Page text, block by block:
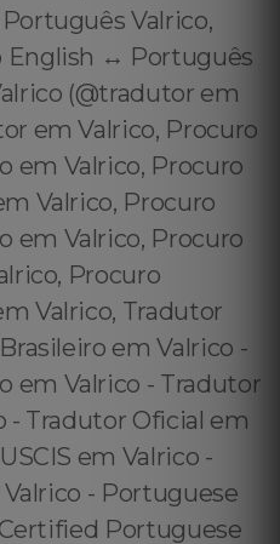
Valrico,
English ↔️ Português
(@tradutor em
em Valrico, Procuro
em Valrico, Procuro
Valrico, Procuro
em Valrico, Procuro
Procuro
Valrico, Tradutor
em Valrico -
em Valrico - Tradutor
- Tradutor Oficial em
em Valrico -
- Portuguese
Portuguese